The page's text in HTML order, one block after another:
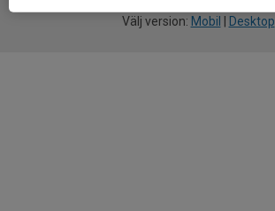
Välj version: Mobil Desktop